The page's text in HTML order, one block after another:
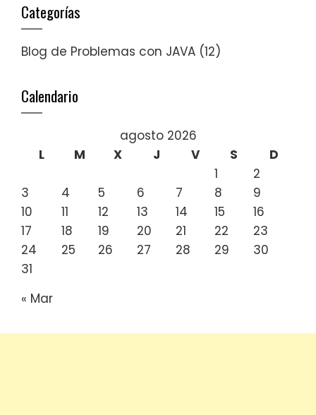
Categorías
Blog de Problemas con JAVA (12)
Calendario
agosto 2026
L
M X J V S
D
1
2
3
4 5 6 7 8
9
10
11 12 13 14 15
16
17
18 19 20 21 22
23
24
25 26 27 28 29
30
31
« Mar